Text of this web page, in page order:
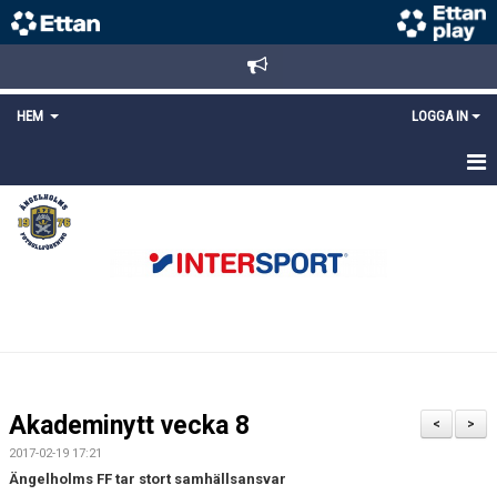
HEM LOGGA IN
STARTSIDA
NYHETER
LÄNKAR
>
<
Akademinytt vecka 8
2017-02-19 17:21
Ängelholms FF tar stort samhällsansvar